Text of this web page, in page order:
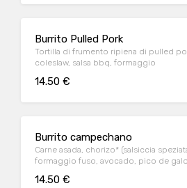
Burrito Pulled Pork
Tortilla di frumento ripiena di pulled
coleslaw, salsa bbq, formaggio
14.50 €
Burrito campechano
Carne asada, chorizo* (salsiccia
formaggio fuso, avocado, pico de
14.50 €